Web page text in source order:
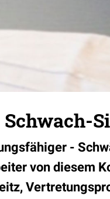
-
von diesem